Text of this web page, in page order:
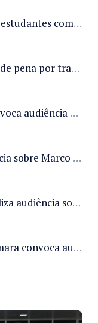
Projeto na Câmara inclui estudantes com deficiência no regime escolar especial da LDB e estabelece critérios para frequência
PL 82/26 proíbe remição de pena por trabalho em funções militares para condenados por crimes contra o Estado Democrático de Direito
Comissão da Câmara convoca audiência para discutir misoginia nas escolas e universidades após divulgação de listas misóginas
Câmara promove audiência sobre Marco de Fomento à Economia Digital e impactos da inteligência artificial
Comissão da Câmara realiza audiência sobre apostas online para medir o tamanho do mercado ilegal
Comissão externa da Câmara convoca audiência pública sobre chuvas na Zona da Mata de Minas Gerais e impactos em Juiz de Fora